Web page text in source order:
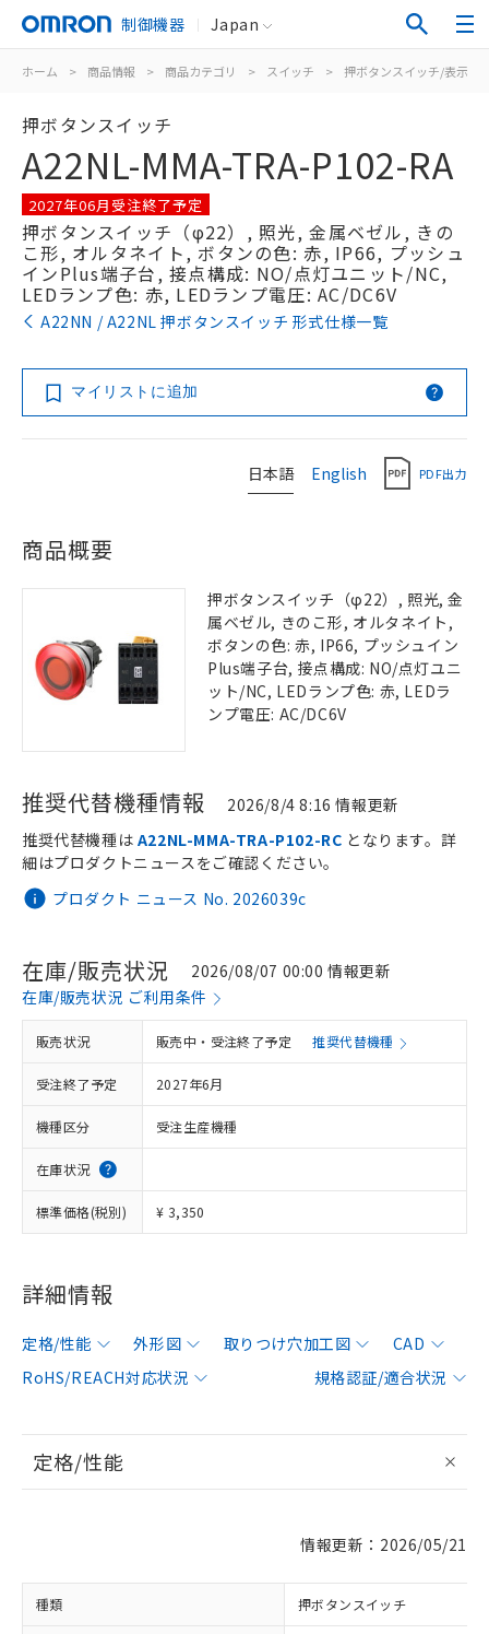
制御機器 Japan
ホーム > 商品情報 > 商品カテゴリ > スイッチ > 押ボタンスイッチ/表示灯
押ボタンスイッチ
A22NL-MMA-TRA-P102-RA
2027年06月受注終了予定
押ボタンスイッチ（φ22）, 照光, 金属ベゼル, きの
こ形, オルタネイト, ボタンの色: 赤, IP66, プッシュ
インPlus端子台, 接点構成: NO/点灯ユニット/NC,
LEDランプ色: 赤, LEDランプ電圧: AC/DC6V
A22NN / A22NL 押ボタンスイッチ 形式仕様一覧
マイリストに追加
日本語 English PDF出力
商品概要
押ボタンスイッチ（φ22）, 照光, 金
属ベゼル, きのこ形, オルタネイト,
ボタンの色: 赤, IP66, プッシュイン
Plus端子台, 接点構成: NO/点灯ユニ
ット/NC, LEDランプ色: 赤, LEDラ
ンプ電圧: AC/DC6V
推奨代替機種情報 2026/8/4 8:16 情報更新
プロダクト ニュース No. 2026039c
推奨代替機種は A22NL-MMA-TRA-P102-RC となります。詳
細はプロダクトニュースをご確認ください。
在庫/販売状況
2026/08/07 00:00 情報更新
在庫/販売状況 ご利用条件
販売状況 販売中・受注終了予定 推奨代替機種
受注終了予定 2027年6月
機種区分 受注生産機種
在庫状況
標準価格(税別) ¥ 3,350
詳細情報
定格/性能 外形図 取りつけ穴加工図
CAD
RoHS/REACH対応状況
規格認証/適合状況
定格/性能
情報更新：2026/05/21
種類 押ボタンスイッチ